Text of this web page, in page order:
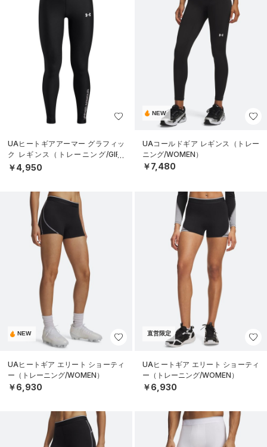
UAヒートギアアーマー グラフィッ
ク レギンス（トレーニング/GIRL
S）
￥4,950
NEW
UAコールドギア レギンス（トレー
ニング/WOMEN）
￥7,480
NEW
UAヒートギア エリート ショーティ
ー（トレーニング/WOMEN）
￥6,930
直営限定
UAヒートギア エリート ショーティ
ー（トレーニング/WOMEN）
￥6,930